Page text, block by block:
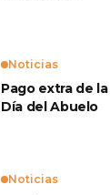
Noticias
Pago extra de
Día del Abuelo
Noticias